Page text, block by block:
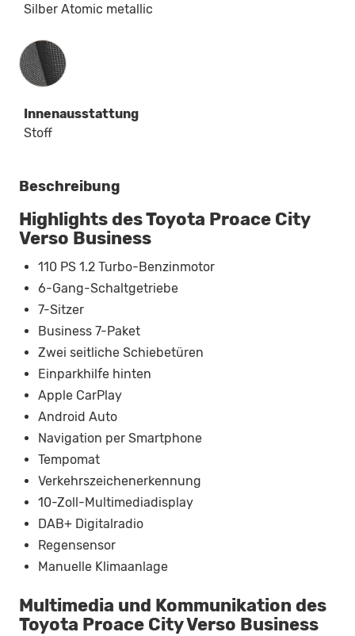
Silber Atomic metallic
Innenausstattung
Innenausstattung
Stoff
Beschreibung
Highlights des Toyota Proace City
Verso Business
110 PS 1.2 Turbo-Benzinmotor
6-Gang-Schaltgetriebe
7-Sitzer
Business 7-Paket
Zwei seitliche Schiebetüren
Einparkhilfe hinten
Apple CarPlay
Android Auto
Navigation per Smartphone
Tempomat
Verkehrszeichenerkennung
10-Zoll-Multimediadisplay
DAB+ Digitalradio
Regensensor
Manuelle Klimaanlage
Multimedia und Kommunikation des
Toyota Proace City Verso Business